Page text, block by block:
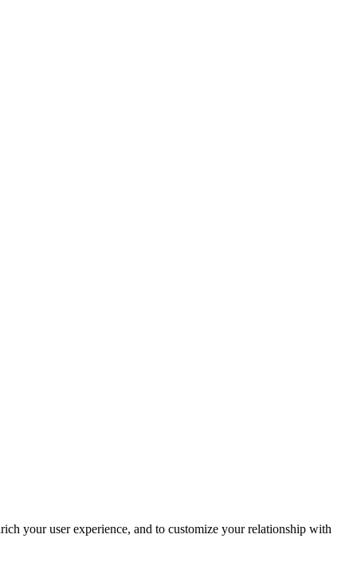
your user experience, and to customize your relationship with